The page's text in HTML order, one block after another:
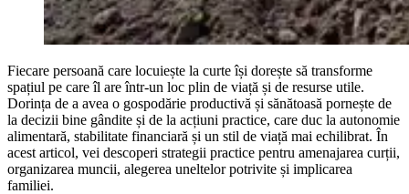
Fiecare persoană care locuiește la curte își dorește să transforme
spațiul pe care îl are într-un loc plin de viață și de resurse utile.
Dorința de a avea o gospodărie productivă și sănătoasă pornește de
la decizii bine gândite și de la acțiuni practice, care duc la autonomie
alimentară, stabilitate financiară și un stil de viață mai echilibrat. În
acest articol, vei descoperi strategii practice pentru amenajarea curții,
organizarea muncii, alegerea uneltelor potrivite și implicarea
familiei.